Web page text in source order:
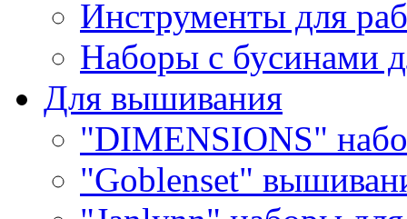
Инструменты для
Наборы с бусинами
Для вышивания
"DIMENSIONS"
"Goblenset"